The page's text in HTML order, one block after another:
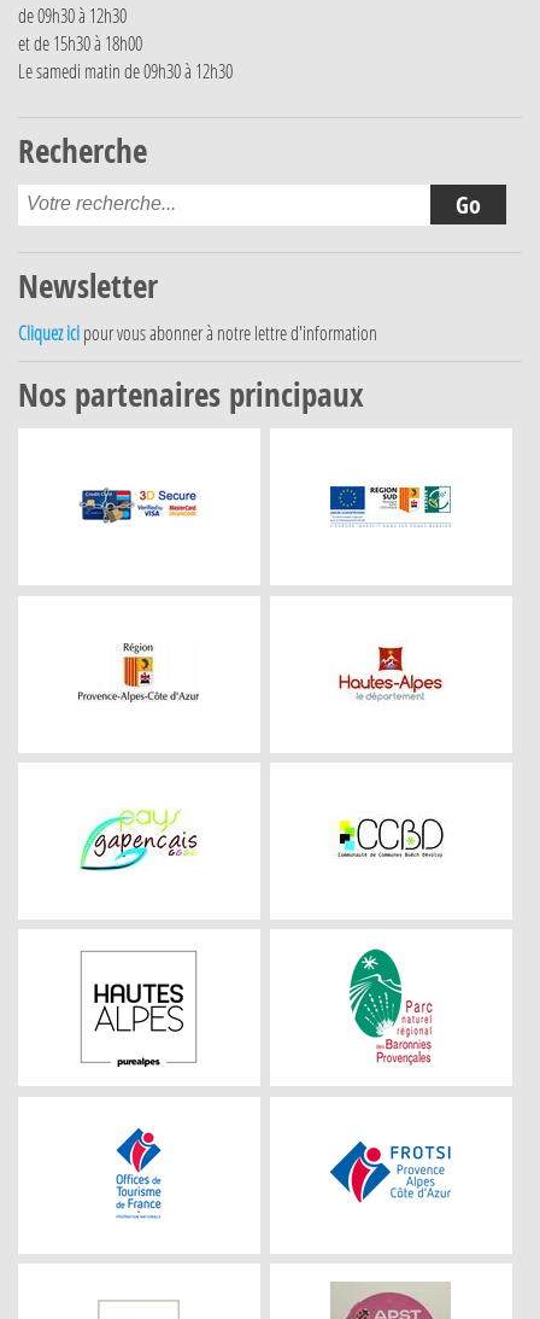
de 09h30 à 12h30
et de 15h30 à 18h00
Le samedi matin de 09h30 à 12h30
Recherche
Newsletter
Cliquez ici pour vous abonner à notre lettre d'information
Nos partenaires principaux